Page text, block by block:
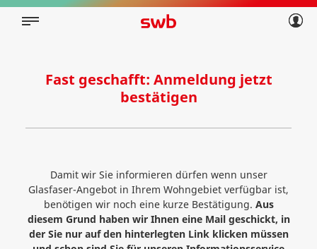
Privatkunden
Über swb
Fast geschafft: Anmeldung jetzt
bestätigen
Damit wir Sie informieren dürfen wenn unser
Glasfaser-Angebot in Ihrem Wohngebiet verfügbar ist,
benötigen wir noch eine kurze Bestätigung. Aus
diesem Grund haben wir Ihnen eine Mail geschickt, in
der Sie nur auf den hinterlegten Link klicken müssen